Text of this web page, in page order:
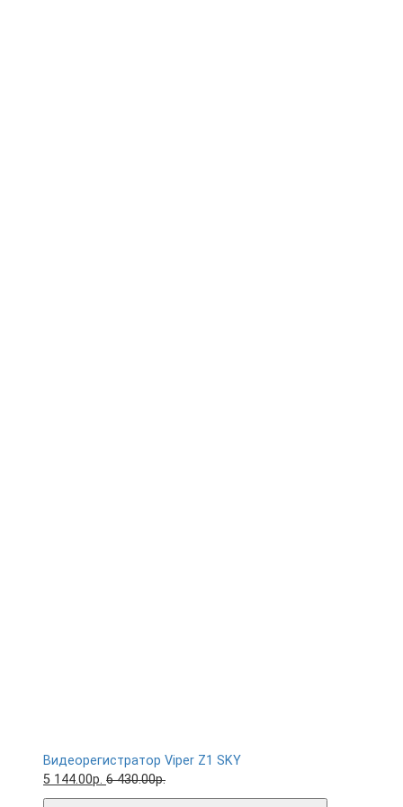
Видеорегистратор Viper Z1 SKY
5 144.00р. 6 430.00р.